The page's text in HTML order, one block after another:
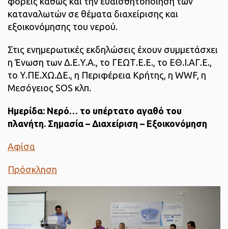
καταναλωτών σε θέματα διαχείρισης και
εξοικονόμησης του νερού.
Στις ενημερωτικές εκδηλώσεις έχουν συμμετάσχει
η Ένωση των Δ.Ε.Υ.Α., το ΓΕΩΤ.Ε.Ε., το ΕΘ.Ι.ΑΓ.Ε.,
το Υ.ΠΕ.ΧΩ.ΔΕ., η Περιφέρεια Κρήτης, η WWF, η
Μεσόγειος SOS κλπ.
Ημερίδα: Νερό… το υπέρτατο αγαθό του
πλανήτη. Σημασία – Διαχείριση – Εξοικονόμηση
Αφίσα
Πρόσκληση